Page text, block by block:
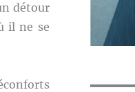
détour
il ne se